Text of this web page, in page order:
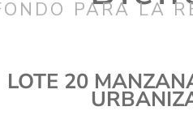
PARA LA
LOTE 20